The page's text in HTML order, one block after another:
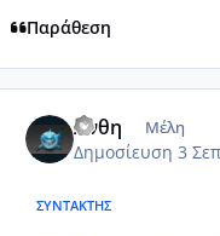
Παράθεση
Ανθη Μέλη
Δημοσίευση 3
ΣΥΝΤΆΚΤΗΣ